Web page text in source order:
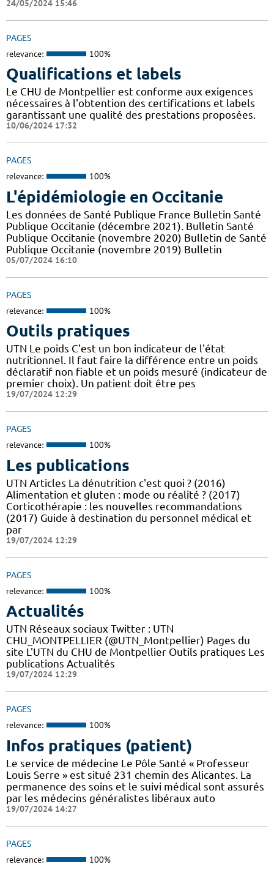
24/05/2024 15:46
PAGES
relevance: 100%
Qualifications et labels
Le CHU de Montpellier est conforme aux exigences
nécessaires à l'obtention des certifications et labels
garantissant une qualité des prestations proposées.
10/06/2024 17:32
PAGES
relevance: 100%
L'épidémiologie en Occitanie
Les données de Santé Publique France Bulletin Santé
Publique Occitanie (décembre 2021). Bulletin Santé
Publique Occitanie (novembre 2020) Bulletin de Santé
Publique Occitanie (novembre 2019) Bulletin
05/07/2024 16:10
PAGES
relevance: 100%
Outils pratiques
UTN Le poids C'est un bon indicateur de l'état
nutritionnel. Il faut faire la différence entre un poids
déclaratif non fiable et un poids mesuré (indicateur de
premier choix). Un patient doit être pes
19/07/2024 12:29
PAGES
relevance: 100%
Les publications
UTN Articles La dénutrition c'est quoi ? (2016)
Alimentation et gluten : mode ou réalité ? (2017)
Corticothérapie : les nouvelles recommandations
(2017) Guide à destination du personnel médical et
par
19/07/2024 12:29
PAGES
relevance: 100%
Actualités
UTN Réseaux sociaux Twitter : UTN
CHU_MONTPELLIER (@UTN_Montpellier) Pages du
site L'UTN du CHU de Montpellier Outils pratiques Les
publications Actualités
19/07/2024 12:29
PAGES
relevance: 100%
Infos pratiques (patient)
Le service de médecine Le Pôle Santé « Professeur
Louis Serre » est situé 231 chemin des Alicantes. La
permanence des soins et le suivi médical sont assurés
par les médecins généralistes libéraux auto
19/07/2024 14:27
PAGES
relevance: 100%